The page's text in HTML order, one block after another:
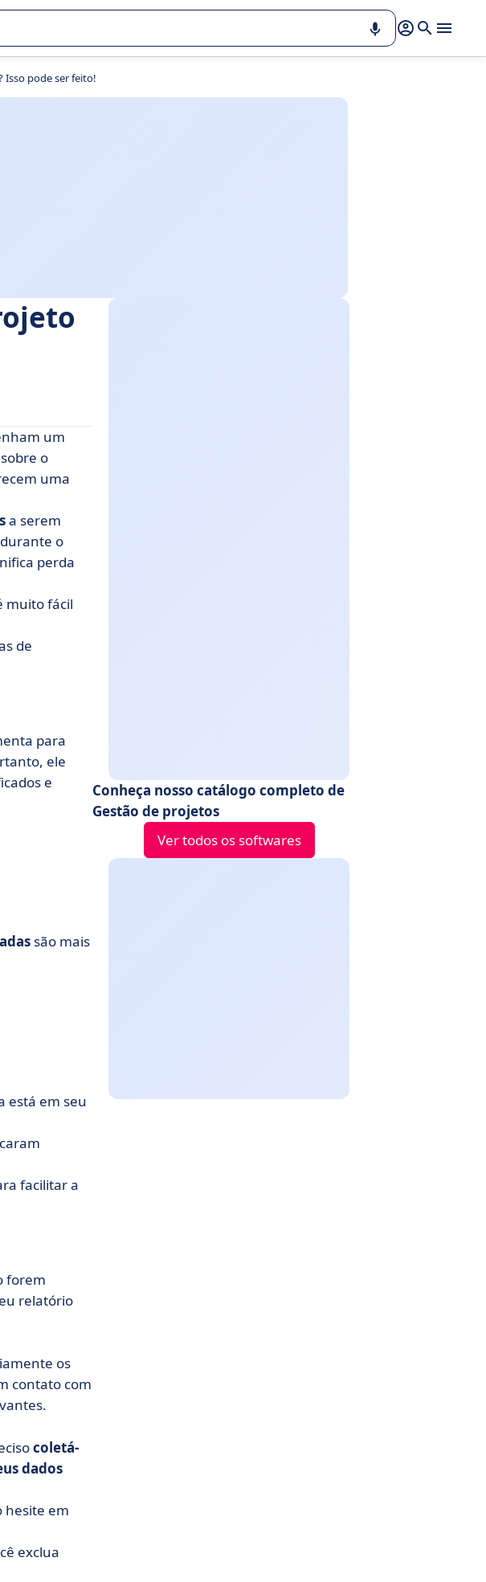
Isso pode ser feito!
um
o
uma
a serem
durante o
perda
muito fácil
de
para
ele
e
são mais
está em seu
facilitar a
forem
relatório
os
contato com
coletá-
dados
hesite em
exclua
Conheça nosso catálogo completo de
Gestão de projetos
Ver todos os softwares